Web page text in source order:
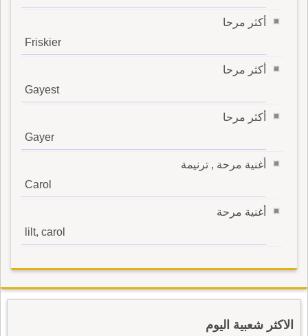
أكثر مرحا
Friskier
أكثر مرحا
Gayest
أكثر مرحا
Gayer
أغنية مرحة , ترنيمة
Carol
أغنية مرحة
lilt, carol
الاكثر شعبية اليوم